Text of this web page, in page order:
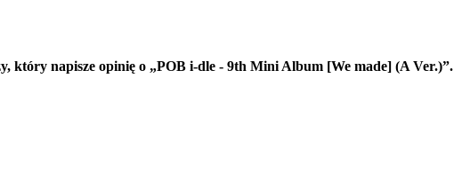
który napisze opinię o „POB i-dle - 9th Mini Album [We made] (A Ver.)”.